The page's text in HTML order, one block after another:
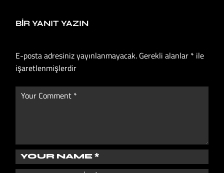
BIR YANIT YAZIN
E-posta adresiniz yayınlanmayacak. Gerekli alanlar * ile
işaretlenmişlerdir